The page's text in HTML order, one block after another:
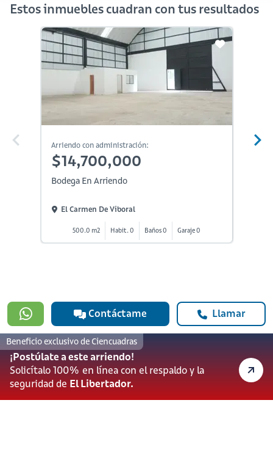
Contáctame Llamar
Beneficio exclusivo de Ciencuadras
¡Postúlate a este arriendo!
Solicítalo 100% en línea con el respaldo y la
seguridad de El Libertador.
Estos inmuebles cuadran con tus resultados
Arriendo con administración:
$14,700,000
Bodega En Arriendo
El Carmen De Viboral
500.0 m2 Habit. 0 Baños 0 Garaje 0
#923
601 3905331
lineadesoporte923@serviciosbolivar.com
Canales de preferencia
Preguntas frecuentes